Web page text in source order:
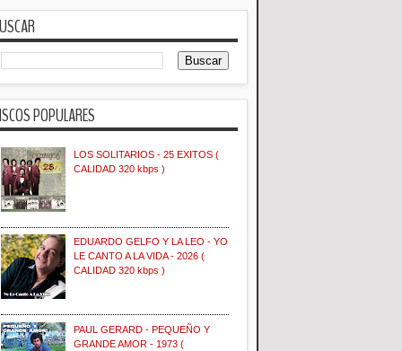
POPULARES
LOS SOLITARIOS - 25 EXITOS (
CALIDAD 320 kbps )
EDUARDO GELFO Y LA LEO - YO
LE CANTO A LA VIDA - 2026 (
CALIDAD 320 kbps )
PAUL GERARD - PEQUEÑO Y
GRANDE AMOR - 1973 (